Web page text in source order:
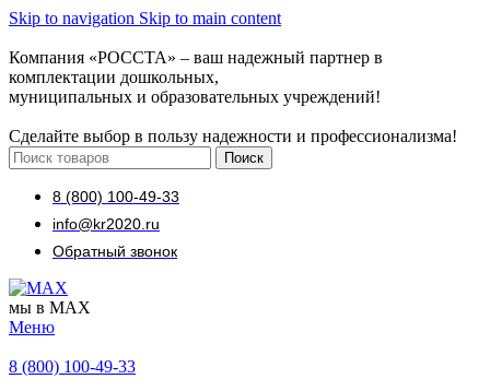
Skip to navigation Skip to main content
Компания «РОССТА» – ваш надежный партнер в
комплектации дошкольных,
муниципальных и образовательных учреждений!
Сделайте выбор в пользу надежности и профессионализма!
Поиск
8 (800) 100-49-33
info@kr2020.ru
Обратный звонок
мы в MAX
Меню
8 (800) 100-49-33